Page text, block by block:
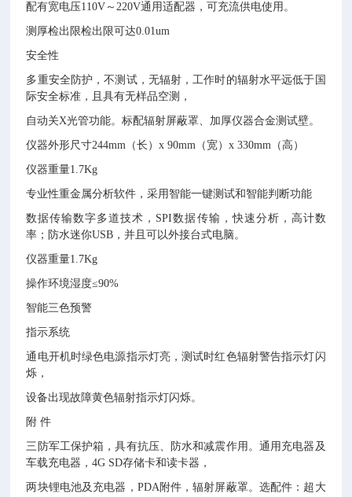
配有宽电压110V～220V通用适配器，可充流供电使用。
测厚检出限检出限可达0.01um
安全性
多重安全防护，不测试，无辐射，工作时的辐射水平远低于国
际安全标准，且具有无样品空测，
自动关X光管功能。标配辐射屏蔽罩、加厚仪器合金测试壁。
仪器外形尺寸244mm（长）x 90mm（宽）x 330mm（高）
仪器重量1.7Kg
专业性重金属分析软件，采用智能一键测试和智能判断功能
数据传输数字多道技术，SPI数据传输，快速分析，高计数
率；防水迷你USB，并且可以外接台式电脑。
仪器重量1.7Kg
操作环境湿度≤90%
智能三色预警
指示系统
通电开机时绿色电源指示灯亮，测试时红色辐射警告指示灯闪
烁，
设备出现故障黄色辐射指示灯闪烁。
附 件
三防军工保护箱，具有抗压、防水和减震作用。通用充电器及
车载充电器，4G SD存储卡和读卡器，
两块锂电池及充电器，PDA附件，辐射屏蔽罩。选配件：超大